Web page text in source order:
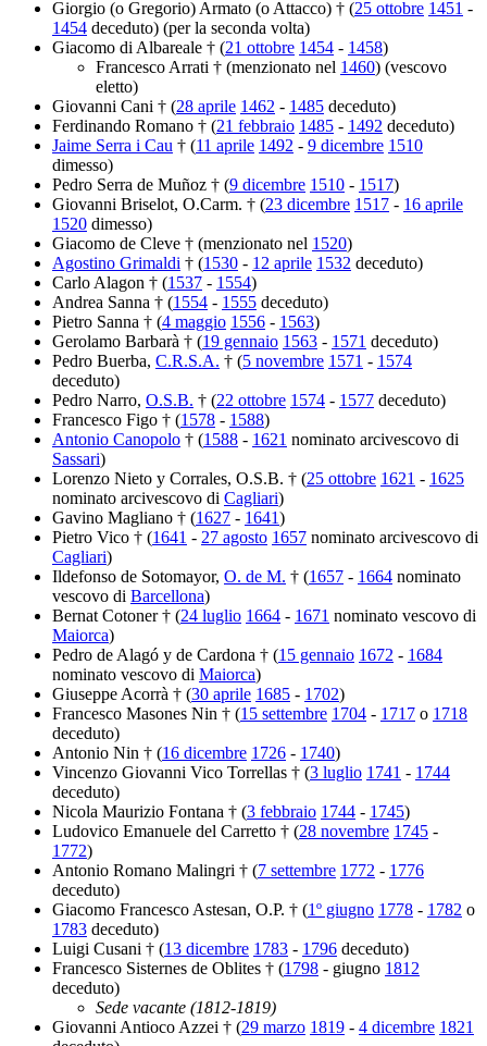
Giorgio (o Gregorio) Armato (o Attacco) † (25 ottobre 1451 -
1454 deceduto) (per la seconda volta)
Giacomo di Albareale † (21 ottobre 1454 - 1458)
Francesco Arrati † (menzionato nel 1460) (vescovo
eletto)
Giovanni Cani † (28 aprile 1462 - 1485 deceduto)
Ferdinando Romano † (21 febbraio 1485 - 1492 deceduto)
Jaime Serra i Cau † (11 aprile 1492 - 9 dicembre 1510
dimesso)
Pedro Serra de Muñoz † (9 dicembre 1510 - 1517)
Giovanni Briselot, O.Carm. † (23 dicembre 1517 - 16 aprile
1520 dimesso)
Giacomo de Cleve † (menzionato nel 1520)
Agostino Grimaldi † (1530 - 12 aprile 1532 deceduto)
Carlo Alagon † (1537 - 1554)
Andrea Sanna † (1554 - 1555 deceduto)
Pietro Sanna † (4 maggio 1556 - 1563)
Gerolamo Barbarà † (19 gennaio 1563 - 1571 deceduto)
Pedro Buerba, C.R.S.A. † (5 novembre 1571 - 1574
deceduto)
Pedro Narro, O.S.B. † (22 ottobre 1574 - 1577 deceduto)
Francesco Figo † (1578 - 1588)
Antonio Canopolo † (1588 - 1621 nominato arcivescovo di
Sassari)
Lorenzo Nieto y Corrales, O.S.B. † (25 ottobre 1621 - 1625
nominato arcivescovo di Cagliari)
Gavino Magliano † (1627 - 1641)
Pietro Vico † (1641 - 27 agosto 1657 nominato arcivescovo di
Cagliari)
Ildefonso de Sotomayor, O. de M. † (1657 - 1664 nominato
vescovo di Barcellona)
Bernat Cotoner † (24 luglio 1664 - 1671 nominato vescovo di
Maiorca)
Pedro de Alagó y de Cardona † (15 gennaio 1672 - 1684
nominato vescovo di Maiorca)
Giuseppe Acorrà † (30 aprile 1685 - 1702)
Francesco Masones Nin † (15 settembre 1704 - 1717 o 1718
deceduto)
Antonio Nin † (16 dicembre 1726 - 1740)
Vincenzo Giovanni Vico Torrellas † (3 luglio 1741 - 1744
deceduto)
Nicola Maurizio Fontana † (3 febbraio 1744 - 1745)
Ludovico Emanuele del Carretto † (28 novembre 1745 -
1772)
Antonio Romano Malingri † (7 settembre 1772 - 1776
deceduto)
Giacomo Francesco Astesan, O.P. † (1º giugno 1778 - 1782 o
1783 deceduto)
Luigi Cusani † (13 dicembre 1783 - 1796 deceduto)
Francesco Sisternes de Oblites † (1798 - giugno 1812
deceduto)
Sede vacante (1812-1819)
Giovanni Antioco Azzei † (29 marzo 1819 - 4 dicembre 1821